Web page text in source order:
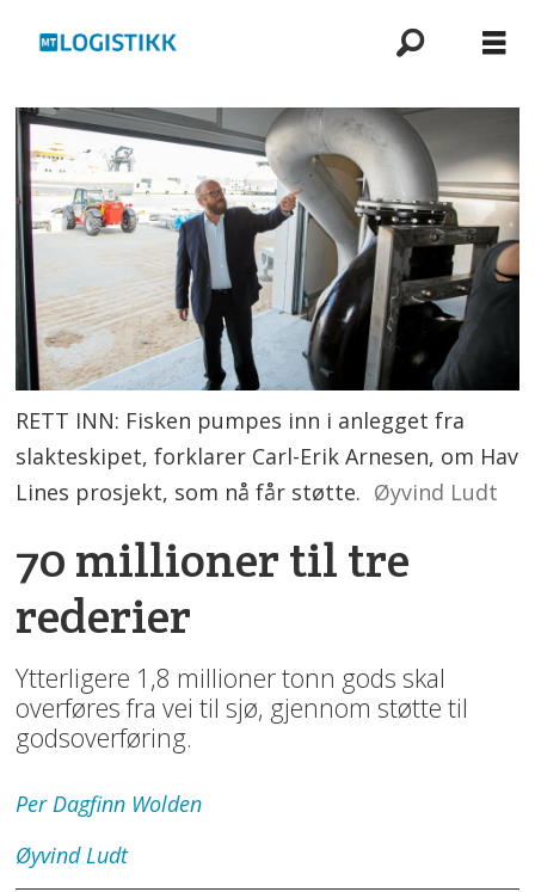
RETT INN: Fisken pumpes inn i anlegget fra
slakteskipet, forklarer Carl-Erik Arnesen, om Hav
Lines prosjekt, som nå får støtte. Øyvind Ludt
70 millioner til tre
rederier
Ytterligere 1,8 millioner tonn gods skal
overføres fra vei til sjø, gjennom støtte til
godsoverføring.
Per Dagfinn Wolden
Øyvind Ludt